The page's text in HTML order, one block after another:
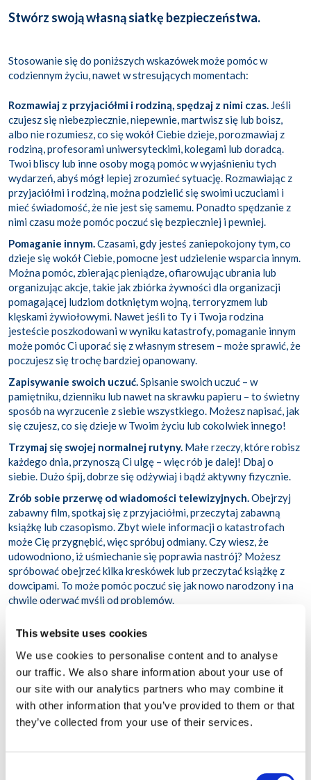
This website uses cookies
We use cookies to personalise content and to analyse
our traffic. We also share information about your use of
our site with our analytics partners who may combine it
with other information that you’ve provided to them or that
they’ve collected from your use of their services.
Stwórz swoją własną siatkę bezpieczeństwa.
Stosowanie się do poniższych wskazówek może pomóc w
codziennym życiu, nawet w stresujących momentach:
Rozmawiaj z przyjaciółmi i rodziną, spędzaj z nimi czas. Jeśli
czujesz się niebezpiecznie, niepewnie, martwisz się lub boisz,
albo nie rozumiesz, co się wokół Ciebie dzieje, porozmawiaj z
rodziną, profesorami uniwersyteckimi, kolegami lub doradcą.
Twoi bliscy lub inne osoby mogą pomóc w wyjaśnieniu tych
wydarzeń, abyś mógł lepiej zrozumieć sytuację. Rozmawiając z
przyjaciółmi i rodziną, można podzielić się swoimi uczuciami i
mieć świadomość, że nie jest się samemu. Ponadto spędzanie z
nimi czasu może pomóc poczuć się bezpieczniej i pewniej.
Pomaganie innym.Czasami, gdy jesteś zaniepokojony tym, co
dzieje się wokół Ciebie, pomocne jest udzielenie wsparcia innym.
Można pomóc, zbierając pieniądze, ofiarowując ubrania lub
organizując akcje, takie jak zbiórka żywności dla organizacji
pomagającej ludziom dotkniętym wojną, terroryzmem lub
klęskami żywiołowymi. Nawet jeśli to Ty i Twoja rodzina
jesteście poszkodowani w wyniku katastrofy, pomaganie innym
może pomóc Ci uporać się z własnym stresem – może sprawić, że
poczujesz się trochę bardziej opanowany.
Zapisywanie swoich uczuć.Spisanie swoich uczuć – w
pamiętniku, dzienniku lub nawet na skrawku papieru – to świetny
sposób na wyrzucenie z siebie wszystkiego. Możesz napisać, jak
się czujesz, co się dzieje w Twoim życiu lub cokolwiek innego!
Trzymaj się swojej normalnej rutyny. Małe rzeczy, które robisz
każdego dnia, przynoszą Ci ulgę – więc rób je dalej! Dbaj o
siebie. Dużo śpij, dobrze się odżywiaj i bądź aktywny fizycznie.
Zrób sobie przerwę od wiadomości telewizyjnych.Obejrzyj
zabawny film, spotkaj się z przyjaciółmi, przeczytaj zabawną
książkę lub czasopismo. Zbyt wiele informacji o katastrofach
może Cię przygnębić, więc spróbuj odmiany. Czy wiesz, że
udowodniono, iż uśmiechanie się poprawia nastrój? Możesz
spróbować obejrzeć kilka kreskówek lub przeczytać książkę z
dowcipami. To może pomóc poczuć się jak nowo narodzony i na
chwilę oderwać myśli od problemów.
Jednak niektóre zjawiska (takie jak cyklony, burze tropikalne,
powodzie czy pożary) występują w pewnych rejonach świata w
określonych porach roku. Jeśli mieszkasz na obszarze, gdzie
pogoda ma tendencję do cyklicznego występowania, możesz
podjąć kilka kroków, aby przygotować się na wypadek sytuacji
kryzysowej. Bycie przygotowanym może pomóc poczuć, że w